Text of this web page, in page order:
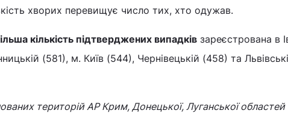
хворих перевищує число тих, хто одужав.
кількість підтверджених випадків зареєстрована в
(581), м. Київ (544), Чернівецькій (458) та
територій АР Крим, Донецької, Луганської областей